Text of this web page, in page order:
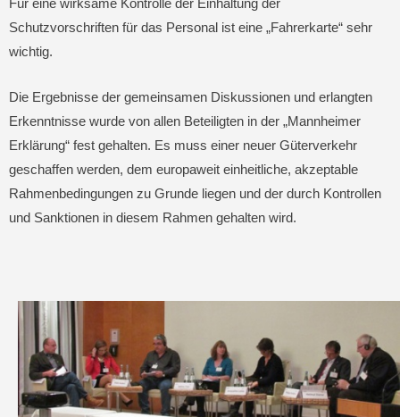
Für eine wirksame Kontrolle der Einhaltung der
Schutzvorschriften für das Personal ist eine „Fahrerkarte“ sehr
wichtig.
Die Ergebnisse der gemeinsamen Diskussionen und erlangten
Erkenntnisse wurde von allen Beteiligten in der „Mannheimer
Erklärung“ fest gehalten. Es muss einer neuer Güterverkehr
geschaffen werden, dem europaweit einheitliche, akzeptable
Rahmenbedingungen zu Grunde liegen und der durch Kontrollen
und Sanktionen in diesem Rahmen gehalten wird.